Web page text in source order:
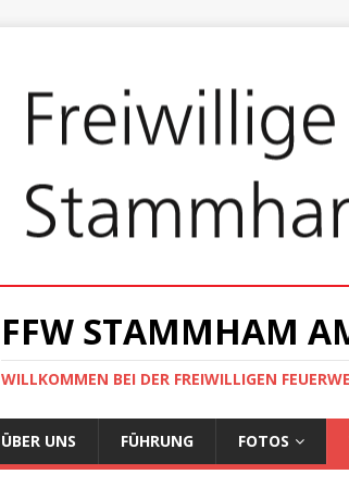
FFW STAMMHAM
WILLKOMMEN BEI DER FREIWILLIGEN
ÜBER UNS FÜHRUNG FOTOS